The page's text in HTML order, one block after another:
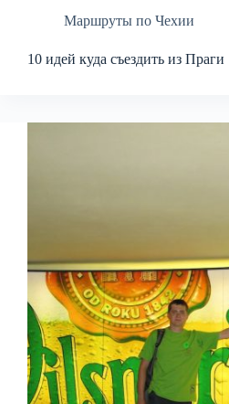
Маршруты по Чехии
10 идей куда съездить из Праги